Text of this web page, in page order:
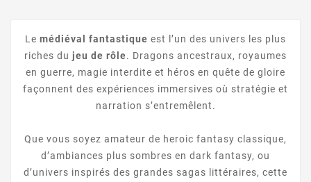
Le médiéval fantastique est l’un des univers les plus
riches du jeu de rôle. Dragons ancestraux, royaumes
en guerre, magie interdite et héros en quête de gloire
façonnent des expériences immersives où stratégie et
narration s’entremêlent.
Que vous soyez amateur de heroic fantasy classique,
d’ambiances plus sombres en dark fantasy, ou
d’univers inspirés des grandes sagas littéraires, cette